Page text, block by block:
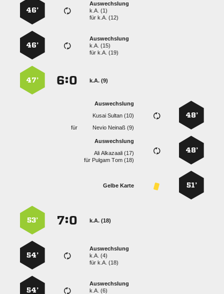
Auswechslung
k.A. (1)
fürk.A. (12)
46’
Auswechslung
k.A. (15)
fürk.A. (19)
46’
k.A. (9)
:
47’
48’
Auswechslung
  
für
  
48’
Auswechslung
  
für   
51’
Gelbe Karte
k.A. (18)
:
53’
Auswechslung
k.A. (4)
fürk.A. (18)
54’
Auswechslung
k.A. (6)
54’